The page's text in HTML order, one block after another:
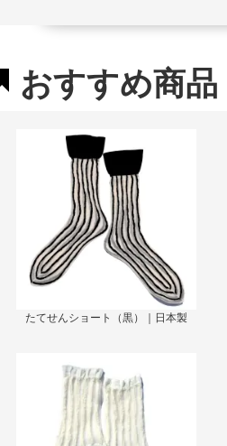
おすすめ商品
たてせんショート（黒）｜日本製